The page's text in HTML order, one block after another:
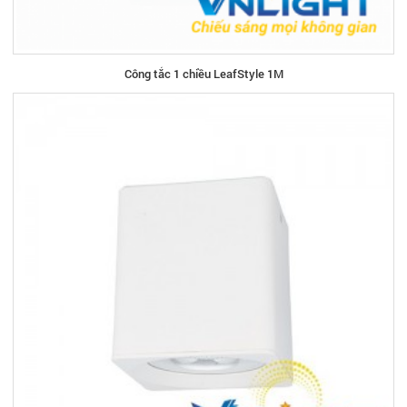
Công tắc 1 chiều LeafStyle 1M